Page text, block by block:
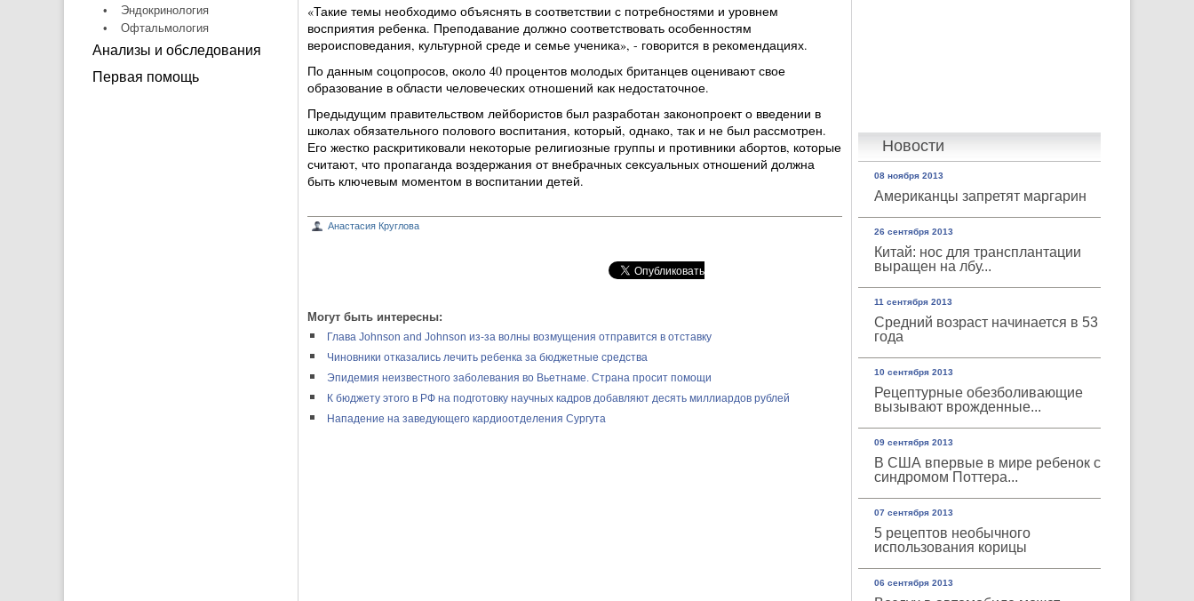
•
Эндокринология
•
Офтальмология
Анализы и обследования
Первая помощь
Новости
08 ноября 2013
Американцы запретят маргарин
26 сентября 2013
Китай: нос для трансплантации
выращен на лбу...
11 сентября 2013
Средний возраст начинается в 53
года
10 сентября 2013
Рецептурные обезболивающие
вызывают врожденные...
09 сентября 2013
В США впервые в мире ребенок с
синдромом Поттера...
07 сентября 2013
5 рецептов необычного
использования корицы
06 сентября 2013
«Такие темы необходимо объяснять в соответствии с потребностями и уровнем
восприятия ребенка. Преподавание должно соответствовать особенностям
вероисповедания, культурной среде и семье ученика», - говорится в рекомендациях.
По данным соцопросов, около 40 процентов молодых британцев оценивают свое
образование в области человеческих отношений как недостаточное.
Предыдущим правительством лейбористов был разработан законопроект о введении в
школах обязательного полового воспитания, который, однако, так и не был рассмотрен.
Его жестко раскритиковали некоторые религиозные группы и противники абортов, которые
считают, что пропаганда воздержания от внебрачных сексуальных отношений должна
быть ключевым моментом в воспитании детей.
Анастасия Круглова
Могут быть интересны:
Глава Johnson and Johnson из-за волны возмущения отправится в отставку
Чиновники отказались лечить ребенка за бюджетные средства
Эпидемия неизвестного заболевания во Вьетнаме. Страна просит помощи
К бюджету этого в РФ на подготовку научных кадров добавляют десять миллиардов рублей
Нападение на заведующего кардиоотделения Сургута